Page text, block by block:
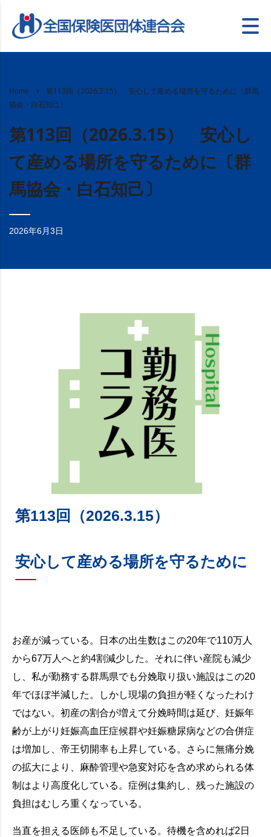
Home
第113回（2026.3.15） 安心して産める場所を守るために〔群馬
協会・白石知己〕
第113回（2026.3.15） 安心し
て産める場所を守るために〔群
馬協会・白石知己〕
2026年6月3日
第113回（2026.3.15）
安心して産める場所を守るために
お産が減っている。日本の出生数はこの20年で110万人
から67万人へと約4割減少した。それに伴い産院も減少
し、私が勤務する群馬県でも分娩取り扱い施設はこの20
年でほぼ半減した。しかし現場の負担が軽くなったわけ
ではない。初産の割合が増えて分娩時間は延び、妊娠年
齢が上がり妊娠高血圧症候群や妊娠糖尿病などの合併症
は増加し、帝王切開率も上昇している。さらに無痛分娩
の拡大により、麻酔管理や急変対応を含め求められる体
制はより高度化している。症例は集約し、残った施設の
負担はむしろ重くなっている。
当直を担える医師も不足している。待機を含めれば2日